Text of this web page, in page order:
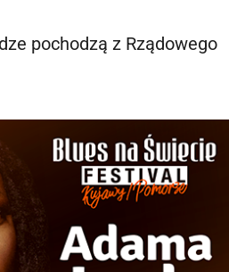
pochodzą z Rządowego